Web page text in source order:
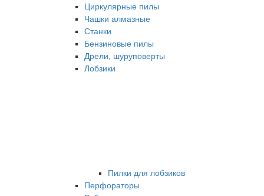
Циркулярные пилы
Чашки алмазные
Станки
Бензиновые пилы
Дрели, шуруповерты
Лобзики
Пилки для лобзиков
Перфораторы